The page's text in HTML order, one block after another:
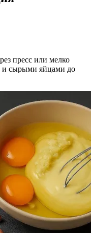
пресс или мелко
и сырыми яйцами до